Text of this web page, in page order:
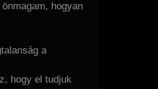
hogyan
a
hogy el tudjuk